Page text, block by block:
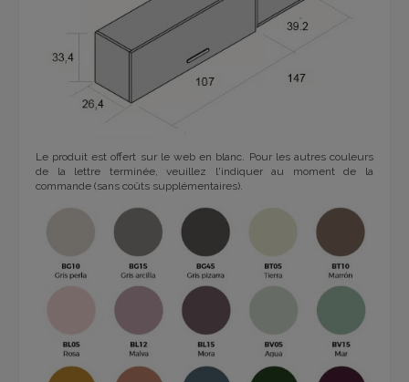
Le produit est offert sur le web en blanc. Pour les autres couleurs
de la lettre terminée, veuillez l'indiquer au moment de la
commande (sans coûts supplémentaires).